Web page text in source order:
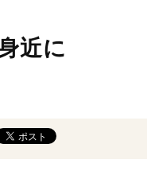
近に